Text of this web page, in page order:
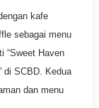
kafe
sebagai menu
“Sweet Haven
di SCBD. Kedua
dan menu